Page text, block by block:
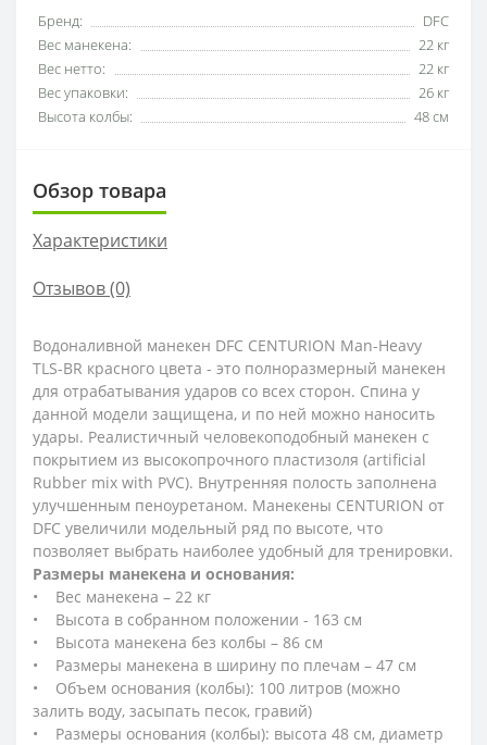
Бренд:
DFC
Вес манекена:
22 кг
Вес нетто:
22 кг
Вес упаковки:
26 кг
Высота колбы:
48 см
Обзор товара
Характеристики
Отзывов (0)
Водоналивной манекен DFC CENTURION Man-Heavy
TLS-BR красного цвета - это полноразмерный манекен
для отрабатывания ударов со всех сторон. Спина у
данной модели защищена, и по ней можно наносить
удары. Реалистичный человекоподобный манекен с
покрытием из высокопрочного пластизоля (artificial
Rubber mix with PVC). Внутренняя полость заполнена
улучшенным пеноуретаном. Манекены CENTURION от
DFC увеличили модельный ряд по высоте, что
позволяет выбрать наиболее удобный для тренировки.
Размеры манекена и основания:
• Вес манекена – 22 кг
• Высота в собранном положении - 163 см
• Высота манекена без колбы – 86 см
• Размеры манекена в ширину по плечам – 47 см
• Объем основания (колбы): 100 литров (можно
залить воду, засыпать песок, гравий)
• Размеры основания (колбы): высота 48 см, диаметр